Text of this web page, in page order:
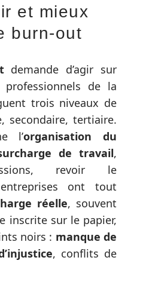
et mieux
burn-out
demande d’agir sur
de la
trois niveaux de
secondaire, tertiaire.
l’organisation du
de travail,
revoir le
ont tout
réelle, souvent
inscrite sur le papier,
noirs : manque de
, conflits de